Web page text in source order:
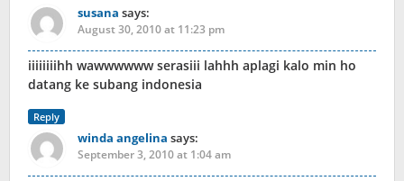
susana says:
August 30, 2010 at 11:23 pm
iiiiiiiihh wawwwwww serasiii lahhh aplagi kalo min ho
datang ke subang indonesia
Reply
winda angelina says:
September 3, 2010 at 1:04 am